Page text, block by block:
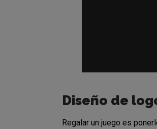
Diseño de
Regalar un juego es